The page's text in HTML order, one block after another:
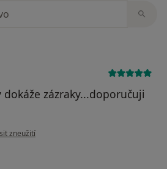
dokáže zázraky...doporučuji
uživatele Pacient
zneužití